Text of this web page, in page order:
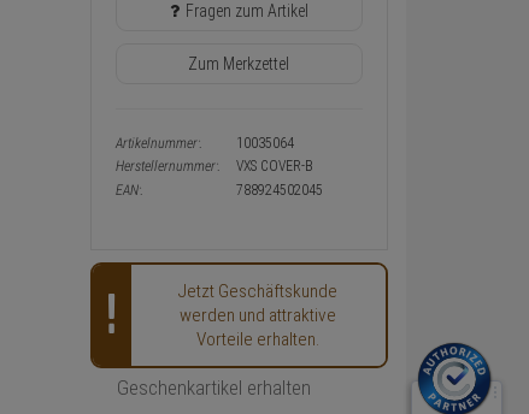
Fragen zum Artikel
Zum Merkzettel
Artikelnummer:
10035064
Herstellernummer:
VXS COVER-B
EAN:
788924502045
Jetzt Geschäftskunde
werden und attraktive
Vorteile erhalten.
Geschenkartikel erhalten